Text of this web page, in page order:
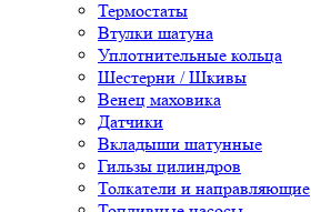
Термостаты
Втулки шатуна
Уплотнительные кольца
Шестерни / Шкивы
Венец маховика
Датчики
Вкладыши шатунные
Гильзы цилиндров
Толкатели и направляющие